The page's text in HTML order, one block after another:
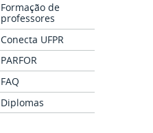
Formação de
professores
Conecta UFPR
PARFOR
FAQ
Diplomas